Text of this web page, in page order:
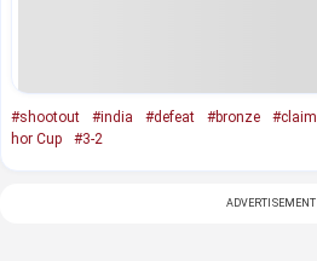
#shootout #india #defeat #bronze #claim
hor Cup
#3-2
ADVERTISEMENT